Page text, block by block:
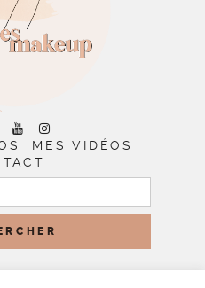
MES VIDÉOS
RECHERCHER :